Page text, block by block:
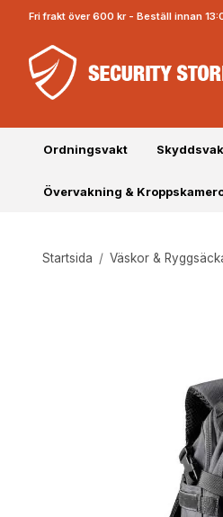
Fri frakt över 600 kr - Beställ innan
Ordningsvakt
Övervakning &
Startsida / Väskor &